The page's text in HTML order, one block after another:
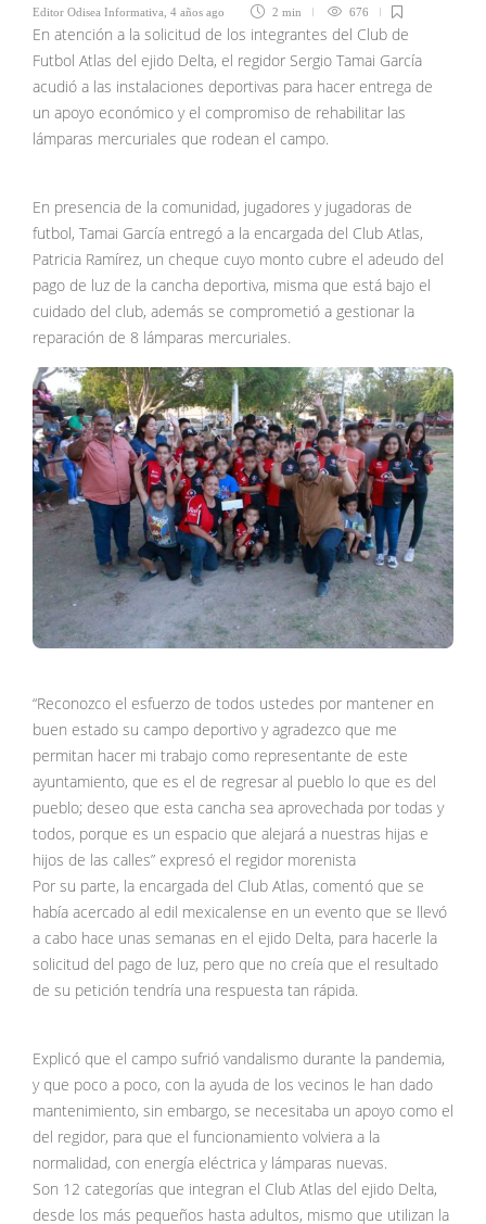
Editor Odisea Informativa 4 años ago 2 min 676
En atención a la solicitud de los integrantes del Club de
Futbol Atlas del ejido Delta, el regidor Sergio Tamai García
acudió a las instalaciones deportivas para hacer entrega de
un apoyo económico y el compromiso de rehabilitar las
lámparas mercuriales que rodean el campo.
En presencia de la comunidad, jugadores y jugadoras de
futbol, Tamai García entregó a la encargada del Club Atlas,
Patricia Ramírez, un cheque cuyo monto cubre el adeudo del
pago de luz de la cancha deportiva, misma que está bajo el
cuidado del club, además se comprometió a gestionar la
reparación de 8 lámparas mercuriales.
“Reconozco el esfuerzo de todos ustedes por mantener en
buen estado su campo deportivo y agradezco que me
permitan hacer mi trabajo como representante de este
ayuntamiento, que es el de regresar al pueblo lo que es del
pueblo; deseo que esta cancha sea aprovechada por todas y
todos, porque es un espacio que alejará a nuestras hijas e
hijos de las calles” expresó el regidor morenista
Por su parte, la encargada del Club Atlas, comentó que se
había acercado al edil mexicalense en un evento que se llevó
a cabo hace unas semanas en el ejido Delta, para hacerle la
solicitud del pago de luz, pero que no creía que el resultado
de su petición tendría una respuesta tan rápida.
Explicó que el campo sufrió vandalismo durante la pandemia,
y que poco a poco, con la ayuda de los vecinos le han dado
mantenimiento, sin embargo, se necesitaba un apoyo como el
del regidor, para que el funcionamiento volviera a la
normalidad, con energía eléctrica y lámparas nuevas.
Son 12 categorías que integran el Club Atlas del ejido Delta,
desde los más pequeños hasta adultos, mismo que utilizan la